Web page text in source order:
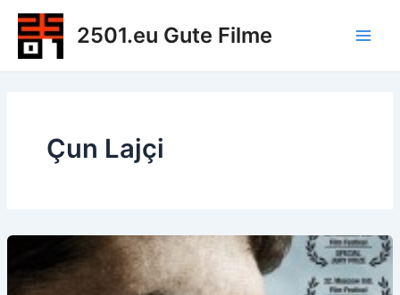
Zum
Inhalt
springen
2501.eu Gute Filme
Çun Lajçi